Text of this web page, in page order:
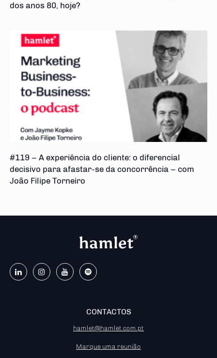
dos anos 80, hoje?
#119 – A experiência do cliente: o diferencial
decisivo para afastar-se da concorrência – com
João Filipe Torneiro
CONTACTOS
hamlet@hamlet.com.pt
Marque uma reunião